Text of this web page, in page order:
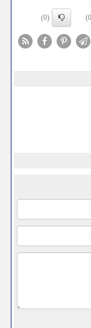
(0)